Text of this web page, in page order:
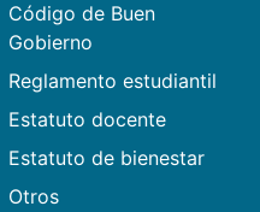
Código de Buen
Gobierno
Reglamento estudiantil
Estatuto docente
Estatuto de bienestar
Otros